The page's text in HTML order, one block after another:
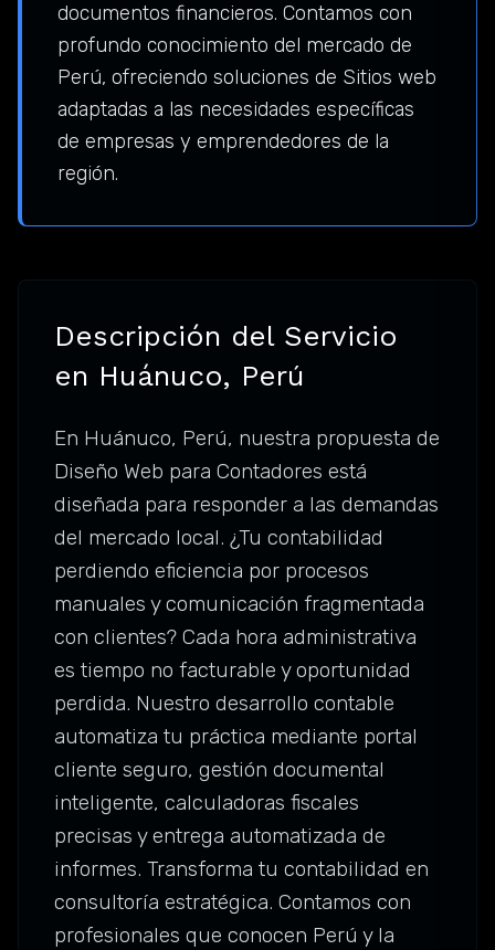
documentos financieros. Contamos con
profundo conocimiento del mercado de
Perú, ofreciendo soluciones de Sitios web
adaptadas a las necesidades específicas
de empresas y emprendedores de la
región.
Descripción del Servicio
en Huánuco, Perú
En Huánuco, Perú, nuestra propuesta de
Diseño Web para Contadores está
diseñada para responder a las demandas
del mercado local. ¿Tu contabilidad
perdiendo eficiencia por procesos
manuales y comunicación fragmentada
con clientes? Cada hora administrativa
es tiempo no facturable y oportunidad
perdida. Nuestro desarrollo contable
automatiza tu práctica mediante portal
cliente seguro, gestión documental
inteligente, calculadoras fiscales
precisas y entrega automatizada de
informes. Transforma tu contabilidad en
consultoría estratégica. Contamos con
profesionales que conocen Perú y la